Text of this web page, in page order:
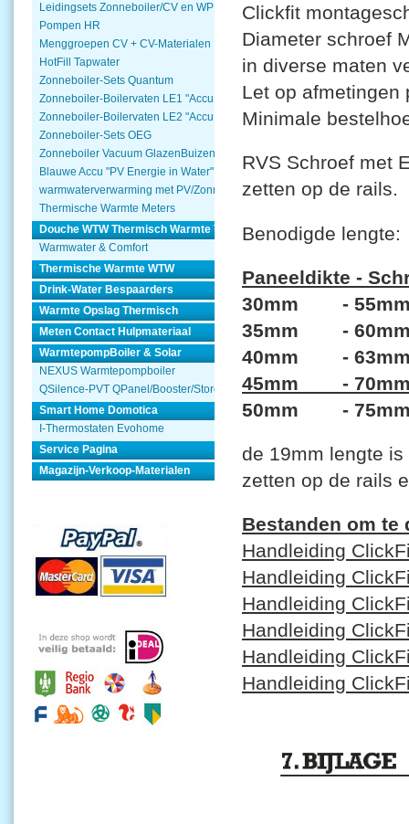
Leidingsets Zonneboiler/CV en WP
Pompen HR
Menggroepen CV + CV-Materialen
HotFill Tapwater
Zonneboiler-Sets Quantum
Zonneboiler-Boilervaten LE1 "Accu Woning Watmte"
Zonneboiler-Boilervaten LE2 "Accu Woning Watmte"
Zonneboiler-Sets OEG
Zonneboiler Vacuum GlazenBuizen
Blauwe Accu "PV Energie in Water"
warmwaterverwarming met PV/Zonnepanelen
Thermische Warmte Meters
Douche WTW Thermisch Warmte Terugwinnen
Warmwater & Comfort
Thermische Warmte WTW
Drink-Water Bespaarders
Warmte Opslag Thermisch
Meten Contact Hulpmateriaal
WarmtepompBoiler & Solar
NEXUS Warmtepompboiler
QSilence-PVT QPanel/Booster/Store
Smart Home Domotica
I-Thermostaten Evohome
Service Pagina
Magazijn-Verkoop-Materialen
Clickfit
Diameter schroef
in diverse maten
Let op afmetingen
Minimale
RVS Schroef met
zetten op de rails.
Benodigde lengte:
Paneeldikte -
30mm -
35mm -
40mm -
45mm -
50mm -
de 19mm lengte
zetten op de rails
Bestanden om te
Handleiding
Handleiding
Handleiding
Handleiding
Handleiding
Handleiding